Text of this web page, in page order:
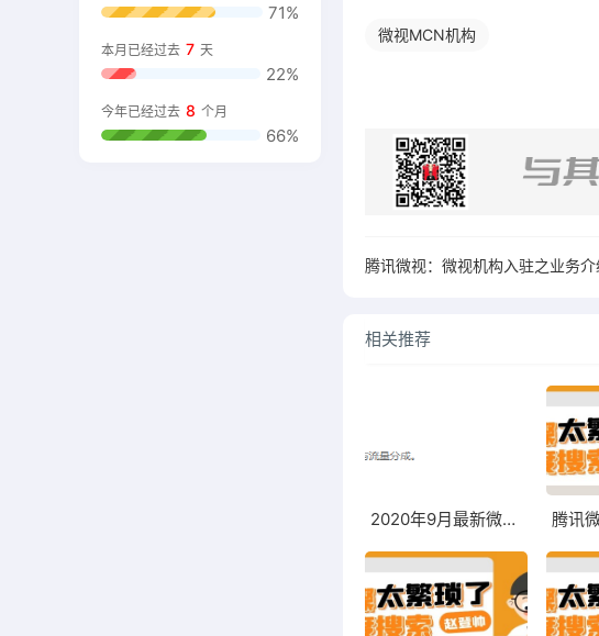
71%
本月已经过去 7 天
22%
今年已经过去 8 个月
66%
微视MCN机构
相关推荐
2020年9月最新微视MCN机构入驻指南